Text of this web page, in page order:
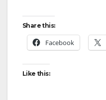
Share this:
Facebook
Like this: